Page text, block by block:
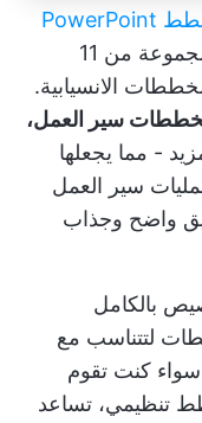
نموذج أمثلة على مخطط PowerPoint
يقدم مجموعة من 11
الانسيابية.
سير العمل،
- مما يجعلها
سير العمل
واضح وجذاب
بالكامل
لتتناسب مع
كنت تقوم
تنظيمي، تساعد